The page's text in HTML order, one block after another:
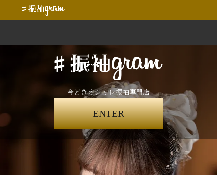
今どきオシャレ振袖専門店
ENTER